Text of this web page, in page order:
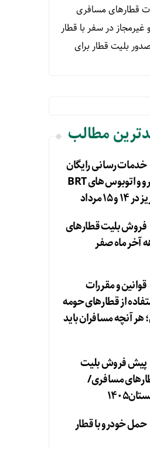
قطارهای مسافری
در سفر با قطار
بلیت قطار برای
مطالب
خدمات رسانی رایگان
مترو و اتوبوس های BRT
و ۱۵ مرداد
فروش بلیت قطارهای
آخر ماه صفر
قوانین و مقررات
از قطارهای حومه
هر آنچه مسافران باید
پیش فروش بلیت
مسافری/
حمل خودرو با قطار